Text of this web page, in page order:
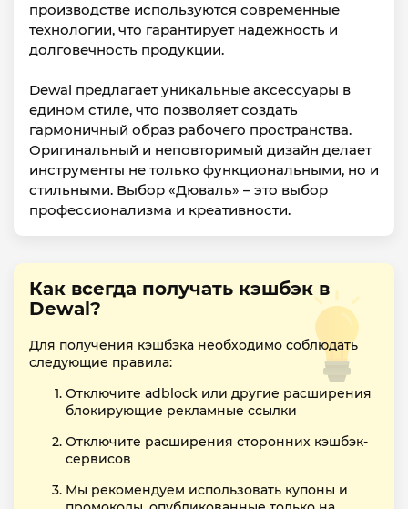
производстве используются современные
технологии, что гарантирует надежность и
долговечность продукции.
Dewal предлагает уникальные аксессуары в
едином стиле, что позволяет создать
гармоничный образ рабочего пространства.
Оригинальный и неповторимый дизайн делает
инструменты не только функциональными, но и
стильными. Выбор «Дюваль» – это выбор
профессионализма и креативности.
Как всегда получать кэшбэк в
Dewal?
Для получения кэшбэка необходимо соблюдать
следующие правила:
Отключите adblock или другие расширения
блокирующие рекламные ссылки
Отключите расширения сторонних кэшбэк-
сервисов
Мы рекомендуем использовать купоны и